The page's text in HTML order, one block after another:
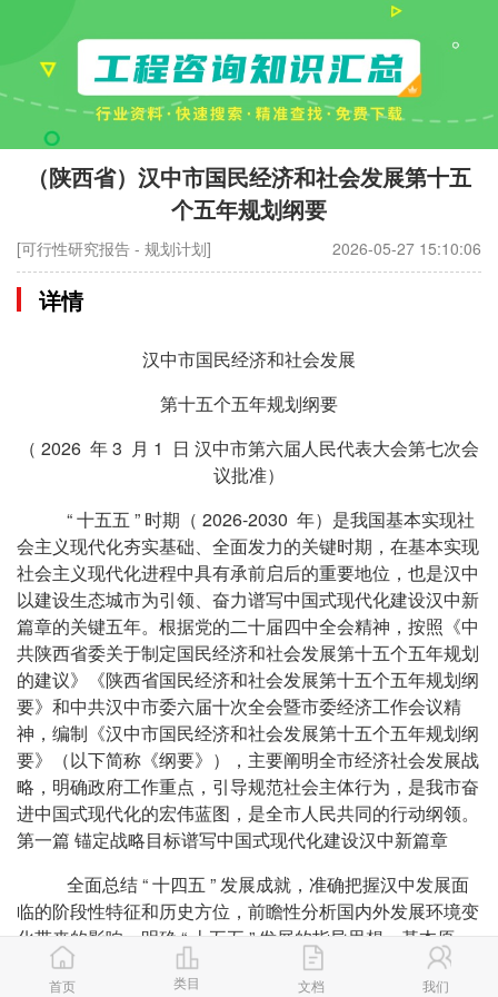
（陕西省）汉中市国民经济和社会发展第十五
个五年规划纲要
[可行性研究报告 - 规划计划] 2026-05-27 15:10:06
详情
汉中市国民经济和社会发展
第十五个五年规划纲要
（ 2026 年 3 月 1 日 汉中市第六届人民代表大会第七次会
议批准）
“ 十五五 ” 时期（ 2026-2030 年）是我国基本实现社
会主义现代化夯实基础、全面发力的关键时期，在基本实现
社会主义现代化进程中具有承前启后的重要地位，也是汉中
以建设生态城市为引领、奋力谱写中国式现代化建设汉中新
篇章的关键五年。根据党的二十届四中全会精神，按照《中
共陕西省委关于制定国民经济和社会发展第十五个五年规划
的建议》《陕西省国民经济和社会发展第十五个五年规划纲
要》和中共汉中市委六届十次全会暨市委经济工作会议精
神，编制《汉中市国民经济和社会发展第十五个五年规划纲
要》（以下简称《纲要》），主要阐明全市经济社会发展战
略，明确政府工作重点，引导规范社会主体行为，是我市奋
进中国式现代化的宏伟蓝图，是全市人民共同的行动纲领。
第一篇 锚定战略目标谱写中国式现代化建设汉中新篇章
全面总结 “ 十四五 ” 发展成就，准确把握汉中发展面
临的阶段性特征和历史方位，前瞻性分析国内外发展环境变
化带来的影响，明确 “ 十五五 ” 发展的指导思想、基本原
则、战略定位和发展目标，谱写中国式现代化建设汉中新篇
章。首页 类目 文档 我们